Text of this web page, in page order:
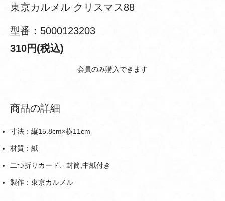
東京カルメル クリスマス88
型番：5000123203
310円(税込)
会員のみ購入できます
商品の詳細
寸法：縦15.8cm×横11cm
材質：紙
二つ折りカード、封筒,中紙付き
製作：東京カルメル